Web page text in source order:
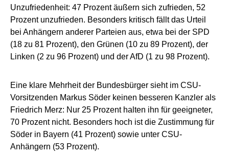
Unzufriedenheit: 47 Prozent äußern sich zufrieden, 52
Prozent unzufrieden. Besonders kritisch fällt das Urteil
bei Anhängern anderer Parteien aus, etwa bei der SPD
(18 zu 81 Prozent), den Grünen (10 zu 89 Prozent), der
Linken (2 zu 96 Prozent) und der AfD (1 zu 98 Prozent).
Eine klare Mehrheit der Bundesbürger sieht im CSU-
Vorsitzenden Markus Söder keinen besseren Kanzler als
Friedrich Merz: Nur 25 Prozent halten ihn für geeigneter,
70 Prozent nicht. Besonders hoch ist die Zustimmung für
Söder in Bayern (41 Prozent) sowie unter CSU-
Anhängern (53 Prozent).